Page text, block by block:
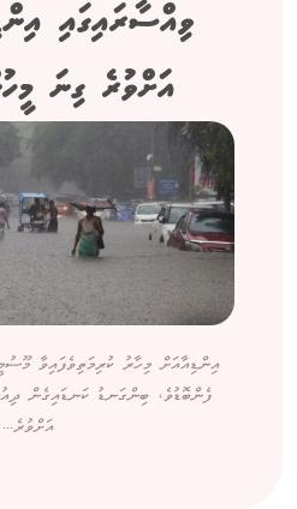
އަށްވުރެ ގިނަ
އިންޑިއާއަށް މިހާރު ކުރިމަތިވެފައިވާ
އަށްވުރެ...